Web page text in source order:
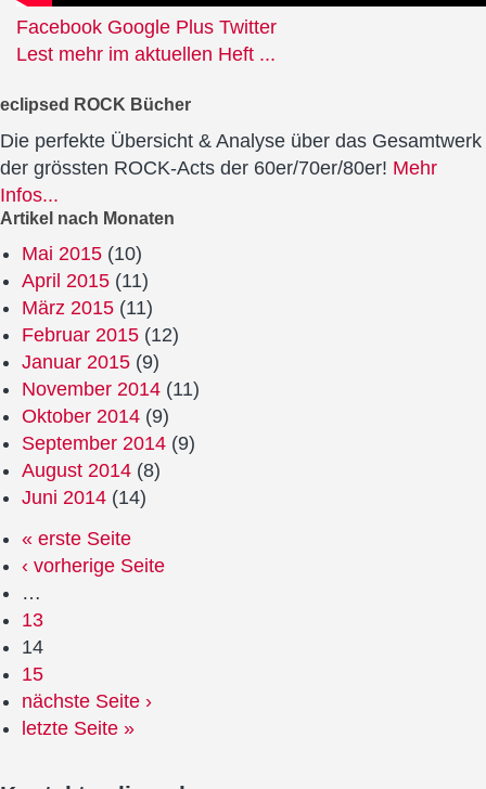
Facebook Google Plus Twitter
Lest mehr im aktuellen Heft ...
eclipsed ROCK Bücher
Die perfekte Übersicht & Analyse über das Gesamtwerk
der grössten ROCK-Acts der 60er/70er/80er! Mehr
Infos...
Artikel nach Monaten
Mai 2015 (10)
April 2015 (11)
März 2015 (11)
Februar 2015 (12)
Januar 2015 (9)
November 2014 (11)
Oktober 2014 (9)
September 2014 (9)
August 2014 (8)
Juni 2014 (14)
« erste Seite
‹ vorherige Seite
…
13
14
15
nächste Seite ›
letzte Seite »